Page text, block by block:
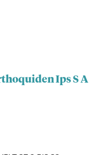
Ips S A